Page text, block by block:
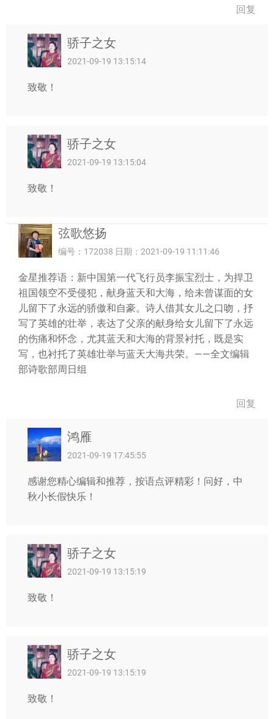
回复
骄子之女
2021-09-19 13:15:14
致敬！
骄子之女
2021-09-19 13:15:04
致敬！
弦歌悠扬
编号：172038 日期：2021-09-19 11:11:46
金星推荐语：新中国第一代飞行员李振宝烈士，为捍卫
祖国领空不受侵犯，献身蓝天和大海，给未曾谋面的女
儿留下了永远的骄傲和自豪。诗人借其女儿之口吻，抒
写了英雄的壮举，表达了父亲的献身给女儿留下了永远
的伤痛和怀念，尤其蓝天和大海的背景衬托，既是实
写，也衬托了英雄壮举与蓝天大海共荣。——全文编辑
部诗歌部周日组
回复
鸿雁
2021-09-19 17:45:55
感谢您精心编辑和推荐，按语点评精彩！问好，中
秋小长假快乐！
骄子之女
2021-09-19 13:15:19
致敬！
骄子之女
2021-09-19 13:15:19
致敬！